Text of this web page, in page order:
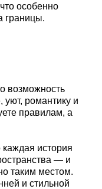
особенно
границы.
возможность
уют, романтику и
правилам, а
история
— и
таким местом.
и стильной